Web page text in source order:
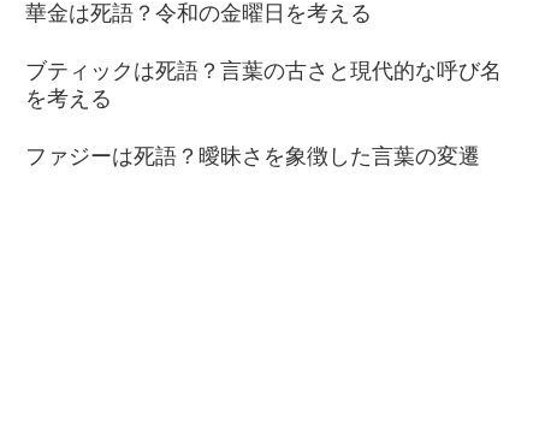
華金は死語？令和の金曜日を考える
ブティックは死語？言葉の古さと現代的な呼び名
を考える
ファジーは死語？曖昧さを象徴した言葉の変遷